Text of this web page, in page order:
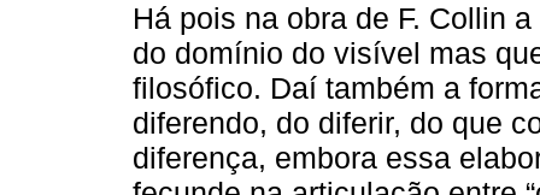
Há pois na obra de F. Collin
do domínio do visível mas
filosófico. Daí também a
diferendo, do diferir, do que
diferença, embora essa